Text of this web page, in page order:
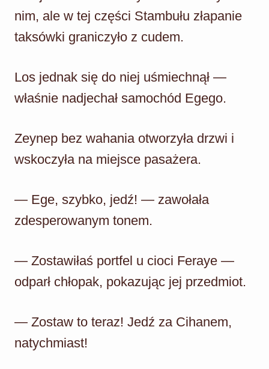
nim, ale w tej części Stambułu złapanie
taksówki graniczyło z cudem.
Los jednak się do niej uśmiechnął —
właśnie nadjechał samochód Egego.
Zeynep bez wahania otworzyła drzwi i
wskoczyła na miejsce pasażera.
— Ege, szybko, jedź! — zawołała
zdesperowanym tonem.
— Zostawiłaś portfel u cioci Feraye —
odparł chłopak, pokazując jej przedmiot.
— Zostaw to teraz! Jedź za Cihanem,
natychmiast!